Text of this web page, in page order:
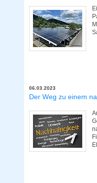
06.03.2023
Der Weg zu einem